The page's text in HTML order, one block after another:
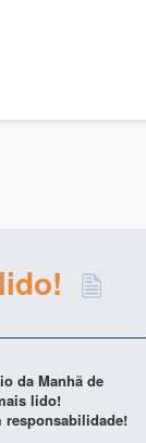
da Manhã de
lido!
responsabilidade!